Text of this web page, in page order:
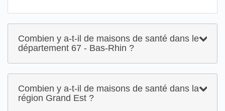
Combien y a-t-il de maisons de santé dans le
département 67 - Bas-Rhin ?
Combien y a-t-il de maisons de santé dans la
région Grand Est ?